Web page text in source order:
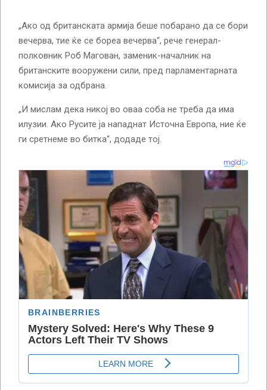
„Ако од британската армија беше побарано да се бори
вечерва, тие ќе се бореа вечерва“, рече генерал-
полковник Роб Магован, заменик-началник на
британските вооружени сили, пред парламентарната
комисија за одбрана.
„И мислам дека никој во оваа соба не треба да има
илузии. Ако Русите ја нападнат Источна Европа, ние ќе
ги сретнеме во битка“, додаде тој.